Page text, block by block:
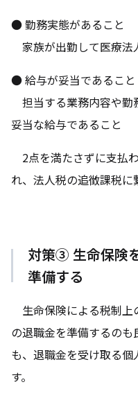
● 勤務実態があること
家族が出勤して医療法
● 給与が妥当であること
担当する業務内容や勤
妥当な給与であること
2点を満たさずに支払
れ、法人税の追徴課税に
対策③ 生命保険
準備する
生命保険による税制上
の退職金を準備するの
も、退職金を受け取る個
す。